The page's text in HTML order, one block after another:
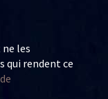
les
qui rendent ce